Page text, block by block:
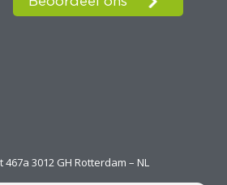
3012 GH Rotterdam – NL